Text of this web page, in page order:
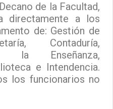
de la Facultad,
directamente a los
de: Gestión de
Contaduría,
la Enseñanza,
e Intendencia.
los funcionarios no